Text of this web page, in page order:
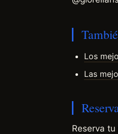
Los
Las
Reserva